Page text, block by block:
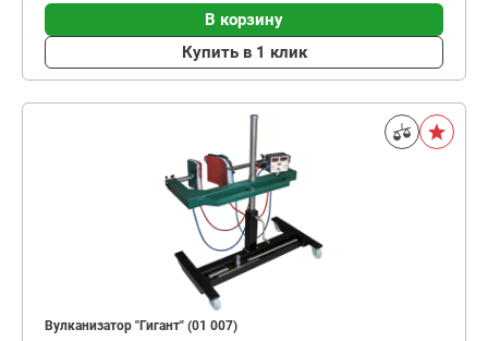
В корзину
Купить в 1 клик
Вулканизатор "Гигант" (01 007)